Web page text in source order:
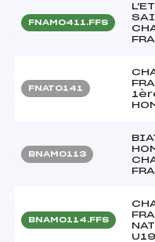
FNAM0411.FFS
FNAT0141
BNAM0113
BNAM0114.FFS